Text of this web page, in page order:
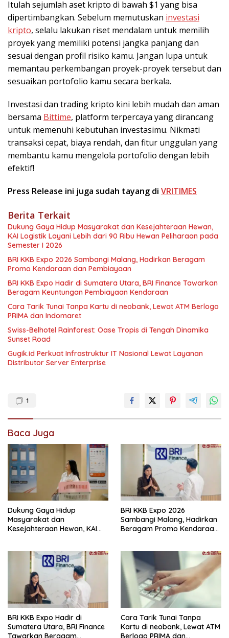
Itulah sejumlah aset kripto di bawah $1 yang bisa
dipertimbangkan. Sebelum memutuskan investasi
kripto, selalu lakukan riset mendalam untuk memilih
proyek yang memiliki potensi jangka panjang dan
sesuai dengan profil risiko kamu. Jangan lupa untuk
memantau perkembangan proyek-proyek tersebut dan
sesuaikan portofolio kamu secara berkala.
Investasi dan trading kripto kini lebih mudah dan aman
bersama Bittime, platform terpercaya yang dirancang
untuk memenuhi kebutuhan investasimu. Nikmati
transaksi cepat, biaya rendah, dan fitur unggulan yang
membantu kamu mengelola portofolio dengan lebih
efektif!
Press Release ini juga sudah tayang di VRITIMES
Berita Terkait
Dukung Gaya Hidup Masyarakat dan Kesejahteraan Hewan,
KAI Logistik Layani Lebih dari 90 Ribu Hewan Peliharaan pada
Semester I 2026
BRI KKB Expo 2026 Sambangi Malang, Hadirkan Beragam
Promo Kendaraan dan Pembiayaan
BRI KKB Expo Hadir di Sumatera Utara, BRI Finance Tawarkan
Beragam Keuntungan Pembiayaan Kendaraan
Cara Tarik Tunai Tanpa Kartu di neobank, Lewat ATM Berlogo
PRIMA dan Indomaret
Swiss-Belhotel Rainforest: Oase Tropis di Tengah Dinamika
Sunset Road
Gugik.id Perkuat Infrastruktur IT Nasional Lewat Layanan
Distributor Server Enterprise
1
Baca Juga
Dukung Gaya Hidup
Masyarakat dan
Kesejahteraan Hewan, KAI
Semester I 2026
BRI KKB Expo 2026
Sambangi Malang, Hadirkan
Beragam Promo Kendaraan
BRI KKB Expo Hadir di
Sumatera Utara, BRI Finance
Tawarkan Beragam
Cara Tarik Tunai Tanpa
Kartu di neobank, Lewat ATM
Berlogo PRIMA dan